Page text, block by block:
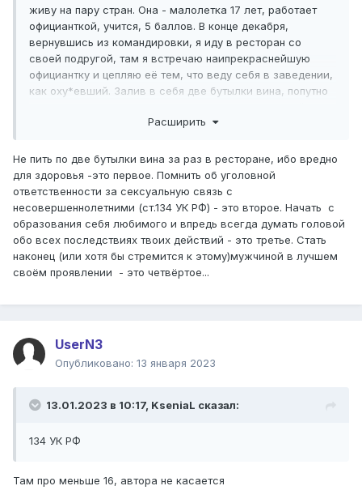
живу на пару стран. Она - малолетка 17 лет, работает
официанткой, учится, 5 баллов. В конце декабря,
вернувшись из командировки, я иду в ресторан со
своей подругой, там я встречаю наипрекраснейшую
официантку и цепляю её тем, что веду себя в заведении,
как оху*евший. Залив в себя две бутылки вина, попутно
ерунды, стреляю у неё инст, чтоб скинула свой счет для
официантке встречу завтра. После недолгих разговоров
соглашается. Встречаемся на следующий день. По пути
до ресторана уже идет и берет меня под ручку,
приходим в хороший ресторан, выше среднего сегмента.
История повторяется. Сидим, я что-то тру, рассказываю,
глаза сияют, смотрит на меня, как на лучшее создание
мира. Снова пью две бутылки и немного она пьет.
ПРИМЕЧАНИЕ: сказал ей бери, что хочешь - не взяла
Дальше пьем, общаемся и бла-бла-бла. В моменте идет
писать, иду за ней, говорю, что помогу. В туалете просто
уже тогда её тра*хнуь или на минет((( ). Все облапываю,
фоткаемся в зеркалах все гуд. Всю встречу затирает,
привяжется. Едем на одном такси до её дома, там
«будет у тебя стимул встретиться». Идет домой, я к другу
Расширить
Не пить по две бутылки вина за раз в ресторане, ибо вредно
для здоровья -это первое. Помнить об уголовной
ответственности за сексуальную связь с
несовершеннолетними (ст.134 УК РФ) - это второе. Начать с
образования себя любимого и впредь всегда думать головой
обо всех последствиях твоих действий - это третье. Стать
наконец (или хотя бы стремится к этому)мужчиной в лучшем
своём проявлении - это четвёртое...
UserN3
Опубликовано: 13 января 2023
13.01.2023 в 10:17, KseniaL сказал:
134 УК РФ
Там про меньше 16, автора не касается